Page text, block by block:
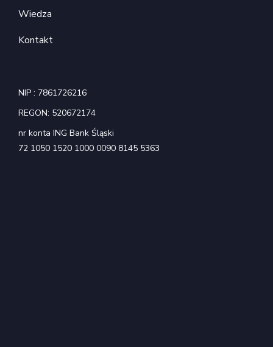
Wiedza
Kontakt
NIP : 7861726216
REGON: 520672174
nr konta ING Bank Śląski
72 1050 1520 1000 0090 8145 5363